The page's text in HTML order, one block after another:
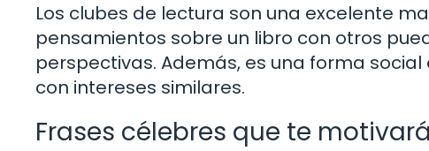
Los clubes de lectura son una excelente
pensamientos sobre un libro con otros
perspectivas. Además, es una forma
con intereses similares.
Frases célebres que te